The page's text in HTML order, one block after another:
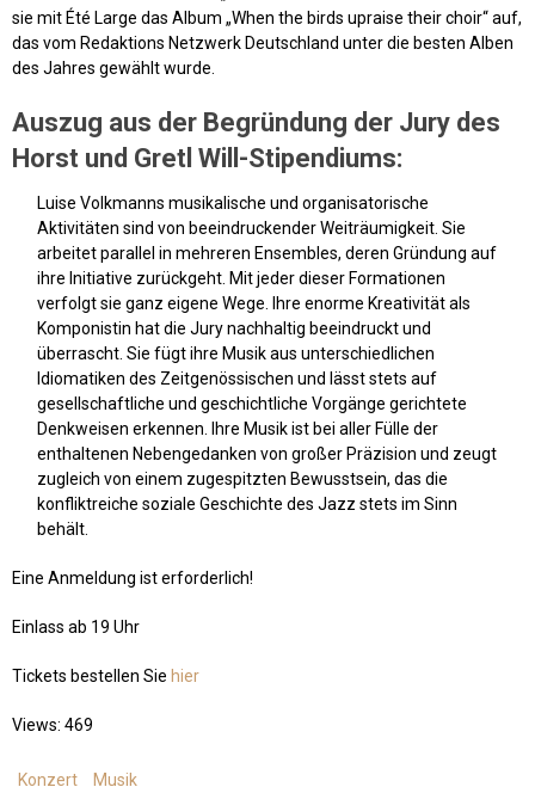
sie mit Été Large das Album „When the birds upraise theirchoir“ auf,
das vom Redaktions Netzwerk Deutschland unter die besten Alben
des Jahres gewählt wurde.
Auszug aus der Begründung der Jury des
Horst und Gretl Will-Stipendiums:
Luise Volkmanns musikalische und organisatorische
Aktivitäten sind von beeindruckender Weiträumigkeit. Sie
arbeitet parallel in mehreren Ensembles, deren Gründung auf
ihre Initiative zurückgeht. Mit jeder dieser Formationen
verfolgt sie ganz eigene Wege. Ihre enorme Kreativität als
Komponistin hat die Jurynachhaltig beeindruckt und
überrascht. Sie fügt ihre Musik aus unterschiedlichen
Idiomatiken des Zeitgenössischen und lässt stets auf
gesellschaftliche und geschichtliche Vorgänge gerichtete
Denkweisen erkennen. Ihre Musik ist bei aller Fülle der
enthaltenen Nebengedanken von großer Präzision und zeugt
zugleich von einem zugespitzten Bewusstsein, das die
konfliktreiche soziale Geschichte des Jazz stets im Sinn
behält.
Eine Anmeldung ist erforderlich!
Einlass ab 19 Uhr
Tickets bestellen Sie hier
Views: 469
Konzert
Musik